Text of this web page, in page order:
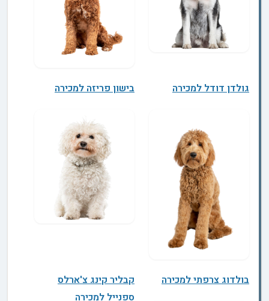
גולדן דודל למכירה בישון פריזה למכירה
בולדוג צרפתי למכירה
קבליר קינג צ'ארלס
ספנייל למכירה